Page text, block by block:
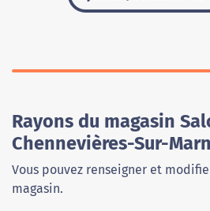
Rayons du magasin
Chennevières-Sur-
Vous pouvez renseigner et
magasin.